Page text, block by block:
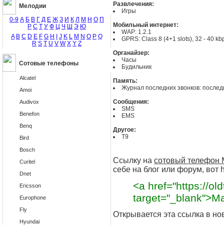
Мелодии
0-9 А Б В Г Д Е Ж З И К Л М Н О П
Р С Т У Ф Ц Ч Ш Э Ю
A B C D E F G H J K L M N O P Q
R S T U V W X Y Z
Сотовые телефоны
Alcatel
Amoi
Audivox
Benefon
Benq
Bird
Bosch
Curitel
Dnet
Ericsson
Europhone
Fly
Hyundai
Развлечения:
Игры
Мобильный интернет:
WAP: 1.2.1
GPRS: Class 8 (4+1 slots), 32 - 40
Органайзер:
Часы
Будильник
Память:
Журнал последних звонков:
Сообщения:
SMS
EMS
Другое:
T9
Ссылку на сотовый телефон
себе на блог или форум, вот
<a href="https://
Открывается эта ссылка в